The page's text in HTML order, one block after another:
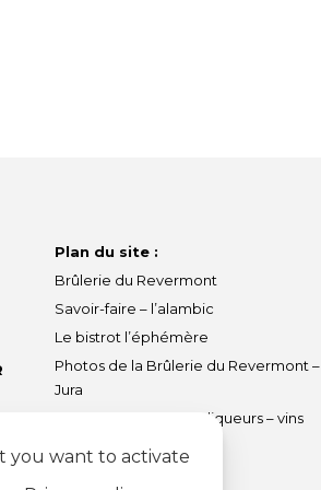
Plan du site :
Brûlerie du Revermont
Savoir-faire – l’alambic
Le bistrot l’éphémère
Photos de la Brûlerie du Revermont –
Jura
Boutique spiritueux – liqueurs – vins
you want to activate